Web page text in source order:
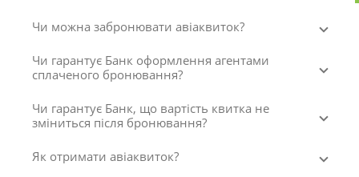
Чи можна забронювати авіаквиток?
Чи гарантує Банк оформлення агентами
сплаченого бронювання?
Чи гарантує Банк, що вартість квитка не
зміниться після бронювання?
Як отримати авіаквиток?